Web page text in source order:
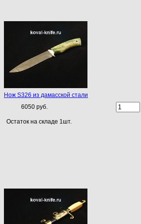
Нож S326 из дамасской стали
6050 руб.
Остаток на складе 1шт.